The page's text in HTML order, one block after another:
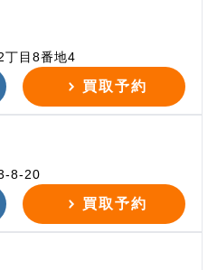
丁目8番地4
買取予約
8-20
買取予約